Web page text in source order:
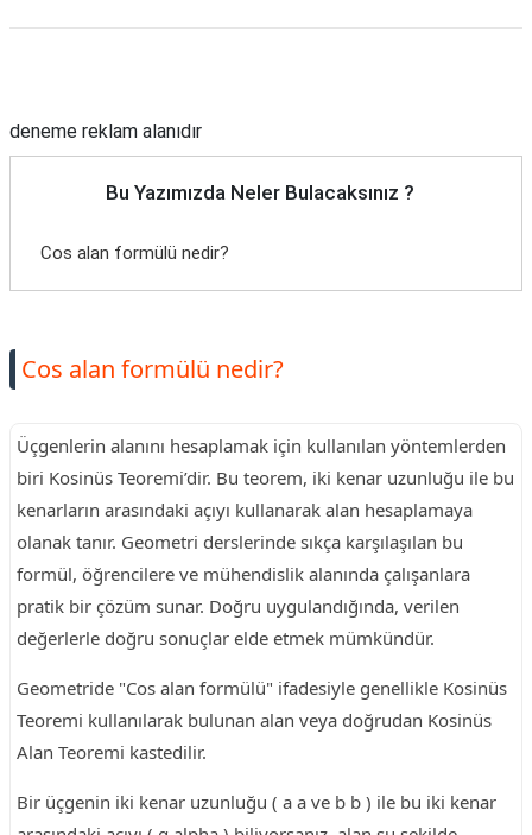
deneme reklam alanıdır
Bu Yazımızda Neler Bulacaksınız ?
Cos alan formülü nedir?
Cos alan formülü nedir?
Üçgenlerin alanını hesaplamak için kullanılan yöntemlerden
biri Kosinüs Teoremi’dir. Bu teorem, iki kenar uzunluğu ile bu
kenarların arasındaki açıyı kullanarak alan hesaplamaya
olanak tanır. Geometri derslerinde sıkça karşılaşılan bu
formül, öğrencilere ve mühendislik alanında çalışanlara
pratik bir çözüm sunar. Doğru uygulandığında, verilen
değerlerle doğru sonuçlar elde etmek mümkündür.
Geometride "Cos alan formülü" ifadesiyle genellikle Kosinüs
Teoremi kullanılarak bulunan alan veya doğrudan Kosinüs
Alan Teoremi kastedilir.
Bir üçgenin iki kenar uzunluğu ( a a ve b b ) ile bu iki kenar